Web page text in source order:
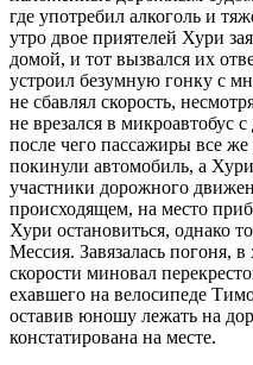
где употребил алкоголь и
утро двое приятелей Хури
домой, и тот вызвался их
устроил безумную гонку с
не сбавлял скорость,
не врезался в микроавтобус
после чего пассажиры все же
покинули автомобиль, а
участники дорожного
происходящем, на место
Хури остановиться, однако
Мессия. Завязалась погоня,
скорости миновал
ехавшего на велосипеде
оставив юношу лежать на
констатирована на месте.